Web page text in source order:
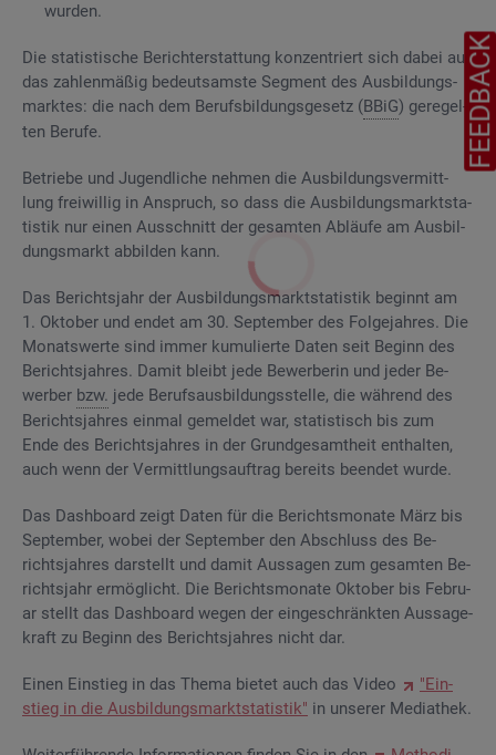
wur­den.
Die sta­tis­ti­sche Be­richt­erstat­tung kon­zen­triert sich dabei auf
das zah­len­mä­ßig be­deut­sams­te Seg­ment des Aus­bil­dungs­
mark­tes: die nach dem Be­rufs­bil­dungs­ge­setz (BBiG) ge­re­gel­
ten Be­ru­fe.
Be­trie­be und Ju­gend­li­che neh­men die Aus­bil­dungs­ver­mitt­
lung frei­wil­lig in An­spruch, so dass die Aus­bil­dungs­markt­sta­
tis­tik nur einen Aus­schnitt der ge­sam­ten Ab­läu­fe am Aus­bil­
dungs­markt ab­bil­den kann.
Das Be­richts­jahr der Aus­bil­dungs­markt­sta­tis­tik be­ginnt am
1. Ok­to­ber und endet am 30. Sep­tem­ber des Fol­ge­jah­res. Die
Mo­nats­wer­te sind immer ku­mu­lier­te Daten seit Be­ginn des
Be­richts­jah­res. Damit bleibt jede Be­wer­be­rin und jeder Be­
wer­ber bzw. jede Be­rufs­aus­bil­dungs­stel­le, die wäh­rend des
Be­richts­jah­res ein­mal ge­mel­det war, sta­tis­tisch bis zum
Ende des Be­richts­jah­res in der Grund­ge­samt­heit ent­hal­ten,
auch wenn der Ver­mitt­lungs­auf­trag be­reits be­en­det wurde.
Das Da­sh­board zeigt Daten für die Be­richts­mo­na­te März bis
Sep­tem­ber, wobei der Sep­tem­ber den Ab­schluss des Be­
richts­jah­res dar­stellt und damit Aus­sa­gen zum ge­sam­ten Be­
richts­jahr er­mög­licht. Die Be­richts­mo­na­te Ok­to­ber bis Fe­bru­
ar stellt das Da­sh­board wegen der ein­ge­schränk­ten Aus­sa­ge­
kraft zu Be­ginn des Be­richts­jah­res nicht dar.
Einen Ein­stieg in das Thema bie­tet auch das Video
"Ein­
stieg in die Aus­bil­dungs­markt­sta­tis­tik" in un­se­rer Me­dia­thek.
FEEDBACK